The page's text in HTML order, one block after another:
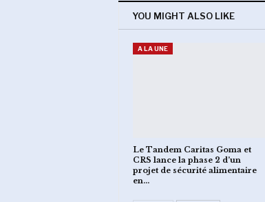
YOU MIGHT ALSO LIKE
A LA UNE
Le Tandem Caritas Goma et
CRS lance la phase 2 d’un
projet de sécurité alimentaire
en…